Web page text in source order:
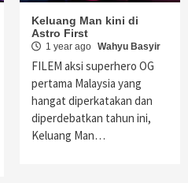
Keluang Man kini di
Astro First
1 year ago Wahyu Basyir
FILEM aksi superhero OG
pertama Malaysia yang
hangat diperkatakan dan
diperdebatkan tahun ini,
Keluang Man…